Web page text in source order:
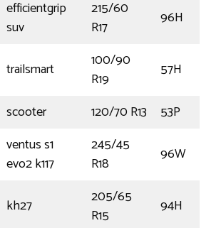
efficientgrip
suv
215/60
R17
96H
trailsmart
100/90
R19
57H
scooter 120/70 R13
53P
ventus s1
evo2 k117
245/45
R18
96W
kh27
205/65
R15
94H